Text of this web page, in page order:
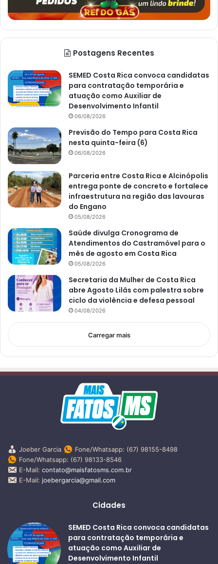
Postagens Recentes
SEMED Costa Rica convoca candidatas
para contratação temporária e
atuação como Auxiliar de
Desenvolvimento Infantil
06/08/2026
Previsão do Tempo para Costa Rica
nesta quinta-feira (6)
06/08/2026
Parceria entre Costa Rica e Alcinópolis
entrega ponte de concreto e fortalece
infraestrutura na região das lavouras
do Engano
05/08/2026
Saúde divulga Cronograma de
Atendimentos do Castramóvel para o
mês de agosto em Costa Rica
05/08/2026
Secretaria da Mulher de Costa Rica
abre Agosto Lilás com palestra sobre
ciclo da violência e defesa pessoal
04/08/2026
Carregar mais
Joeber Garcia
Fone/Whatsapp: (67) 98155-8498
Fone/Whatsapp: (67) 98133-8546
E-Mail: contato@maisfatosms.com.br
E-Mail: joebergarcia@gmail.com
Cidades
SEMED Costa Rica convoca candidatas
para contratação temporária e
atuação como Auxiliar de
Desenvolvimento Infantil